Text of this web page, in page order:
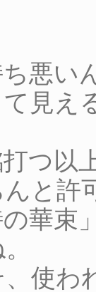
悪い
見え
つ以
んと許
華束
使わ